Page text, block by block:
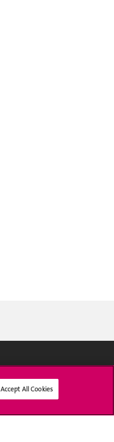
Accept All Cookies